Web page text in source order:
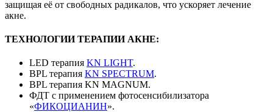
защищая её от свободных радикалов, что ускоряет лечение
акне.
ТЕХНОЛОГИИ ТЕРАПИИ АКНЕ:
LED терапия KN LIGHT.
BPL терапия KN SPECTRUM.
BPL терапия KN MAGNUM.
ФДТ с применением фотосенсибилизатора
«ФИКОЦИАНИН».